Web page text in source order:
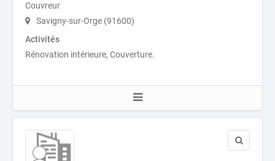
Couvreur
Savigny-sur-Orge (91600)
Activités
Rénovation intérieure, Couverture.